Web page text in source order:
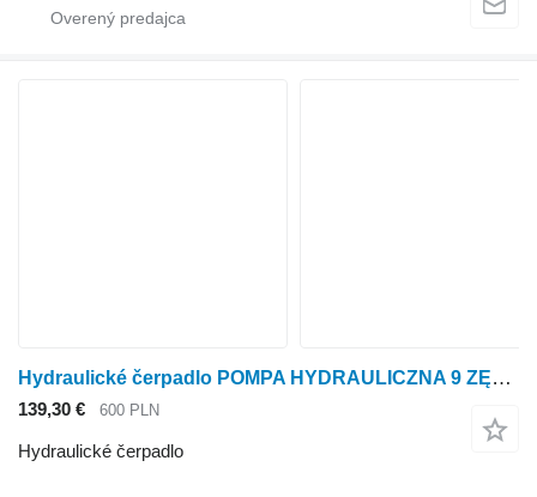
Hydraulické čerpadlo POMPA HYDRAULICZNA 9 ZĘBÓW SNP2/8DFRO3/9L SNP2/17D5006REP679K na kolesového traktora
139,30 € 600 PLN
Hydraulické čerpadlo